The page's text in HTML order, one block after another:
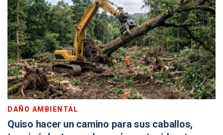
DAÑO AMBIENTAL
Quiso hacer un camino para sus caballos,